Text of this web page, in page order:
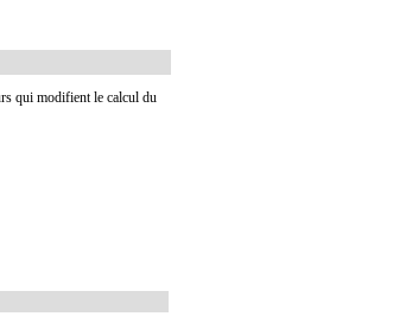
qui modifient le calcul du